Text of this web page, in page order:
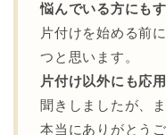
悩んでいる方にも
片付けを始める前
つと思います。
片付け以外にも応
聞きしましたが、ま
本当にありがとう